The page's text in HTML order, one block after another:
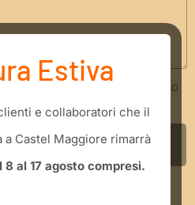
siano trattati secondo quanto
Estiva
e collaboratori che il
Castel Maggiore rimarrà
al 17 agosto compresi.